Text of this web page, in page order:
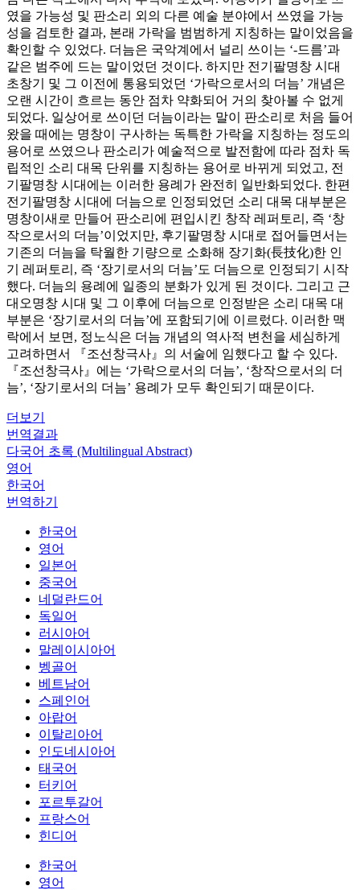
였을 가능성 및 판소리 외의 다른 예술 분야에서 쓰였을 가능
성을 검토한 결과, 본래 가락을 범범하게 지칭하는 말이었음을
확인할 수 있었다. 더늠은 국악계에서 널리 쓰이는 ‘-드름’과
같은 범주에 드는 말이었던 것이다. 하지만 전기팔명창 시대
초창기 및 그 이전에 통용되었던 ‘가락으로서의 더늠’ 개념은
오랜 시간이 흐르는 동안 점차 약화되어 거의 찾아볼 수 없게
되었다. 일상어로 쓰이던 더늠이라는 말이 판소리로 처음 들어
왔을 때에는 명창이 구사하는 독특한 가락을 지칭하는 정도의
용어로 쓰였으나 판소리가 예술적으로 발전함에 따라 점차 독
립적인 소리 대목 단위를 지칭하는 용어로 바뀌게 되었고, 전
기팔명창 시대에는 이러한 용례가 완전히 일반화되었다. 한편
전기팔명창 시대에 더늠으로 인정되었던 소리 대목 대부분은
명창이새로 만들어 판소리에 편입시킨 창작 레퍼토리, 즉 ‘창
작으로서의 더늠’이었지만, 후기팔명창 시대로 접어들면서는
기존의 더늠을 탁월한 기량으로 소화해 장기화(長技化)한 인
기 레퍼토리, 즉 ‘장기로서의 더늠’도 더늠으로 인정되기 시작
했다. 더늠의 용례에 일종의 분화가 있게 된 것이다. 그리고 근
대오명창 시대 및 그 이후에 더늠으로 인정받은 소리 대목 대
부분은 ‘장기로서의 더늠’에 포함되기에 이르렀다. 이러한 맥
락에서 보면, 정노식은 더늠 개념의 역사적 변천을 세심하게
고려하면서 『조선창극사』의 서술에 임했다고 할 수 있다.
『조선창극사』에는 ‘가락으로서의 더늠’, ‘창작으로서의 더
늠’, ‘장기로서의 더늠’ 용례가 모두 확인되기 때문이다.
더보기
번역결과
다국어 초록 (Multilingual Abstract)
영어
한국어
번역하기
한국어
영어
일본어
중국어
네덜란드어
독일어
러시아어
말레이시아어
벵골어
베트남어
스페인어
아랍어
이탈리아어
인도네시아어
태국어
터키어
포르투갈어
프랑스어
힌디어
한국어
영어